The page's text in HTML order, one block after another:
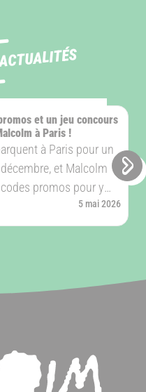
et un jeu concours
à Paris !
à Paris pour un
et Malcolm
promos pour y
Publié le
5 mai 2026